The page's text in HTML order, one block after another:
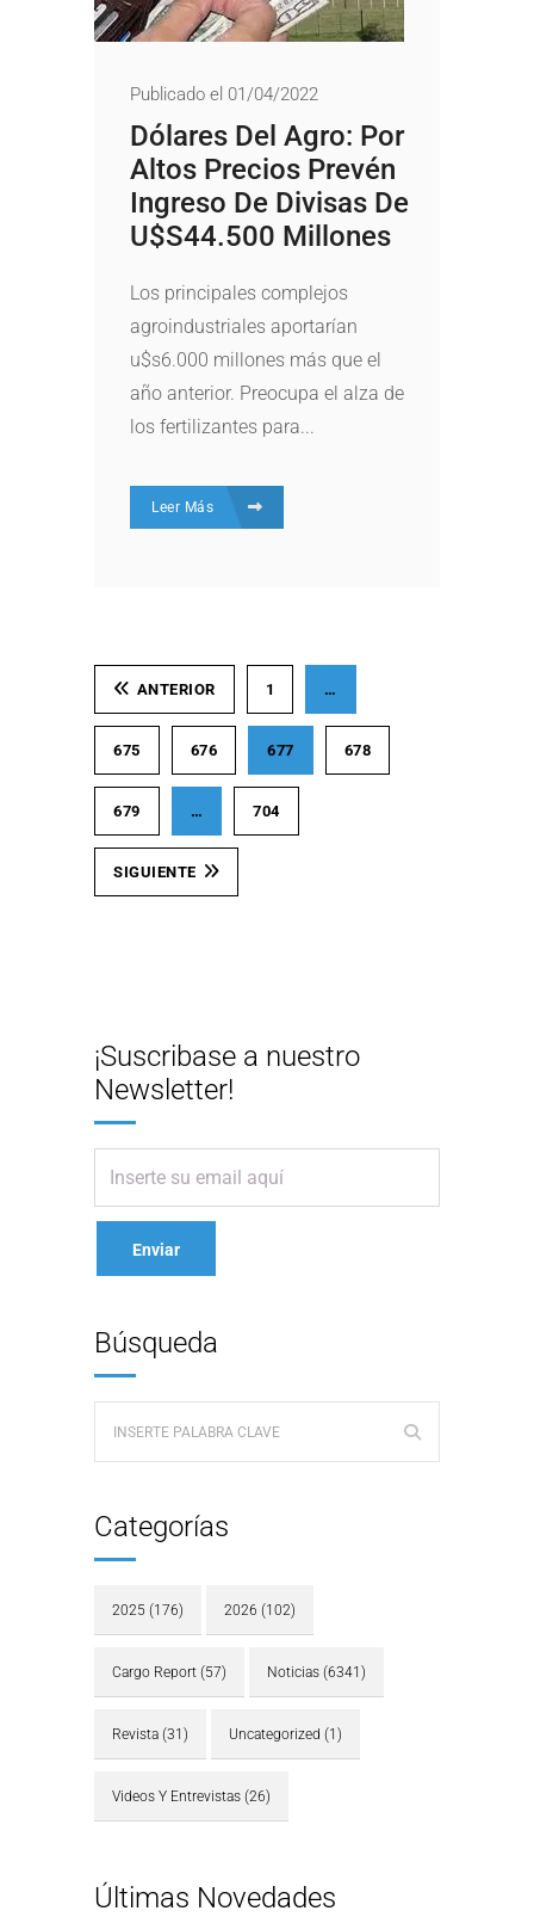
Publicado el 01/04/2022
Dólares Del Agro: Por
Altos Precios Prevén
Ingreso De Divisas De
U$s44.500 Millones
Los principales complejos
agroindustriales aportarían
u$s6.000 millones más que el
año anterior. Preocupa el alza de
los fertilizantes para...
Leer Más
ANTERIOR 1 …
675 676 677 678
679 … 704
SIGUIENTE
¡Suscribase a nuestro
Newsletter!
Búsqueda
Categorías
2025 (176) 2026 (102)
Cargo Report (57) Noticias (6341)
Revista (31) Uncategorized (1)
Videos Y Entrevistas (26)
Últimas Novedades